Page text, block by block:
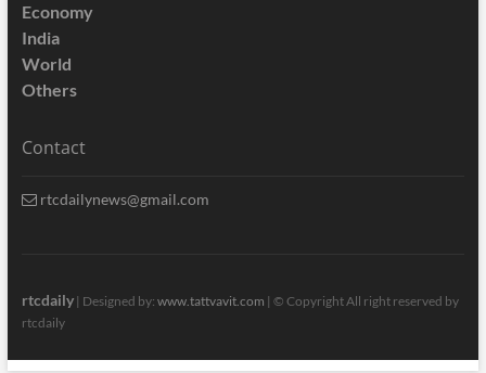
Economy
India
World
Others
Contact
rtcdailynews@gmail.com
rtcdaily| Designed by: www.tattvavit.com | © Copyright All right reserved by
rtcdaily